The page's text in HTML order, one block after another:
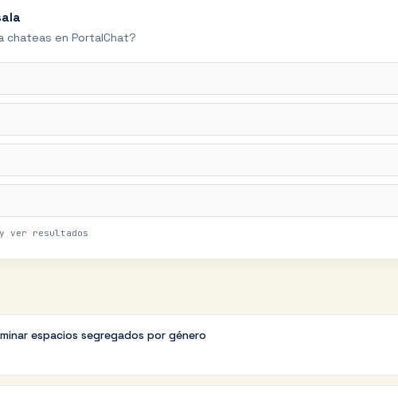
chateas en PortalChat?
ver resultados
espacios segregados por género